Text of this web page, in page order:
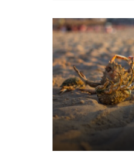
تفسير
اني
حارس
شخصي